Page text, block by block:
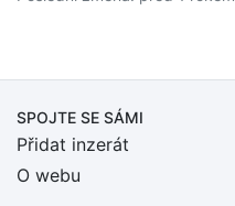
SPOJTE SE SÁMI
Přidat inzerát
O webu